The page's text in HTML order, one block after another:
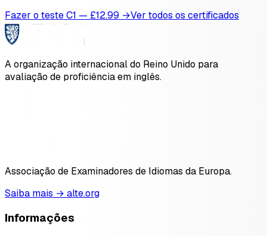
Fazer o teste C1 — £12.99 →Ver todos os certificados
A organização internacional do Reino Unido para
avaliação de proficiência em inglês.
Associação de Examinadores de Idiomas da Europa.
Saiba mais → alte.org
Informações